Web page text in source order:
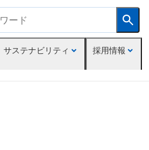
サステナビリティ 採用情報